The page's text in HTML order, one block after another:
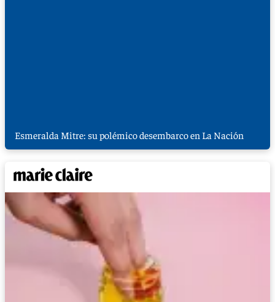
Esmeralda Mitre: su polémico desembarco en La Nación